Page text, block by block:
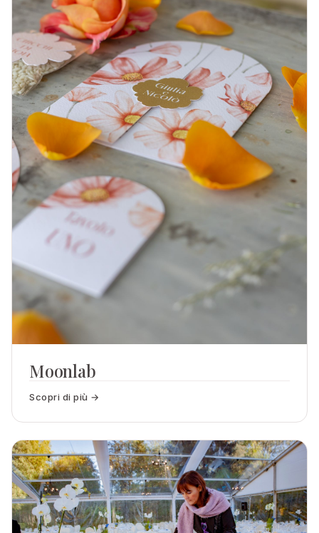
Moonlab
Scopri di più →